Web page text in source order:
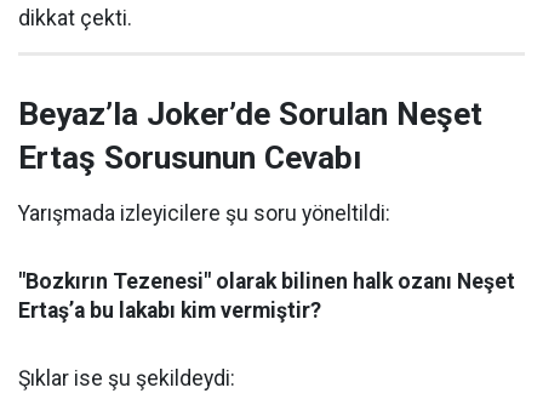
dikkat çekti.
Beyaz’la Joker’de Sorulan Neşet
Ertaş Sorusunun Cevabı
Yarışmada izleyicilere şu soru yöneltildi:
"Bozkırın Tezenesi" olarak bilinen halk ozanı Neşet
Ertaş’a bu lakabı kim vermiştir?
Şıklar ise şu şekildeydi: